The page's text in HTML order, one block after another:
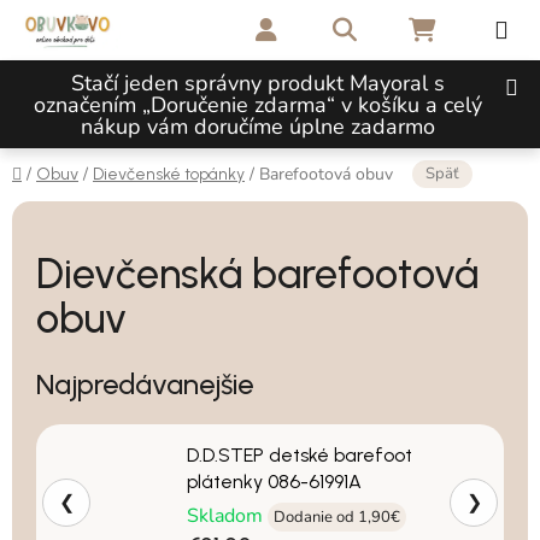
Prejsť na obsah
Stačí jeden správny produkt Mayoral s
označením „Doručenie zdarma“ v košíku a celý
nákup vám doručíme úplne zadarmo
Hľadať NÁKUPNÝ
Domov
/ Obuv / Dievčenské topánky / Barefootová obuv Späť
Dievčenská barefootová
obuv
Najpredávanejšie
D.D.STEP detské barefoot
plátenky 086-61991A
Skladom Dodanie od 1,90€
❮ ❯